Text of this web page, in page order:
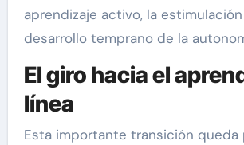
aprendizaje activo, la
desarrollo temprano de la
El giro hacia el
línea
Esta importante transición queda